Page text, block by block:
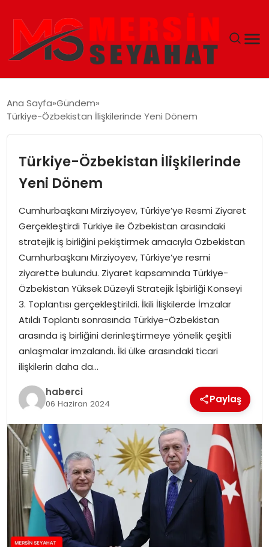
EKONOMI
EĞITIM
TEKNOLOJI
GÜNCEL
Ana Sayfa Gündem
Türkiye-Özbekistan İlişkilerinde Yeni Dönem
Türkiye-Özbekistan İlişkilerinde
Yeni Dönem
Cumhurbaşkanı Mirziyoyev, Türkiye’ye Resmi Ziyaret
Gerçekleştirdi Türkiye ile Özbekistan arasındaki
stratejik iş birliğini pekiştirmek amacıyla Özbekistan
Cumhurbaşkanı Mirziyoyev, Türkiye’ye resmi
ziyarette bulundu. Ziyaret kapsamında Türkiye-
Özbekistan Yüksek Düzeyli Stratejik İşbirliği Konseyi
3. Toplantısı gerçekleştirildi. İkili İlişkilerde İmzalar
Atıldı Toplantı sonrasında Türkiye-Özbekistan
arasında iş birliğini derinleştirmeye yönelik çeşitli
anlaşmalar imzalandı. İki ülke arasındaki ticari
ilişkilerin daha da…
haberci
06 Haziran 2024 Paylaş